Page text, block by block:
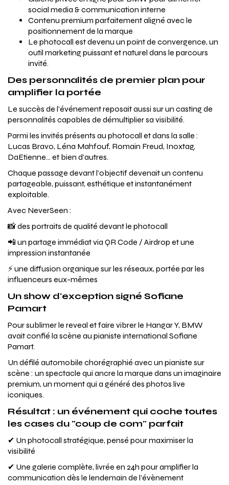
social media & communication interne
Contenu premium parfaitement aligné avec le
positionnement de la marque
Le photocall est devenu un point de convergence, un
outil marketing puissant et naturel dans le parcours
invité.
Des personnalités de premier plan pour
amplifier la portée
Le succès de l’événement reposait aussi sur un casting de
personnalités capables de démultiplier sa visibilité.
Parmi les invités présents au photocall et dans la salle :
Lucas Bravo, Léna Mahfouf, Romain Freud, Inoxtag,
DaEtienne… et bien d'autres.
Chaque passage devant l’objectif devenait un contenu
partageable, puissant, esthétique et instantanément
exploitable.
Avec NeverSeen :
📸 des portraits de qualité devant le photocall
📲 un partage immédiat via QR Code / Airdrop et une
impression instantanée
⚡ une diffusion organique sur les réseaux, portée par les
influenceurs eux-mêmes
Un show d'exception signé Sofiane
Pamart
Pour sublimer le reveal et faire vibrer le Hangar Y, BMW
avait confié la scène au pianiste international Sofiane
Pamart.
Un défilé automobile chorégraphié avec un pianiste sur
scène : un spectacle qui ancre la marque dans un imaginaire
premium, un moment qui a généré des photos live
iconiques.
Résultat : un événement qui coche toutes
les cases du "coup de com" parfait
✔ Un photocall stratégique, pensé pour maximiser la
visibilité
✔ Une galerie complète, livrée en 24h pour amplifier la
communication dès le lendemain de l’évènement